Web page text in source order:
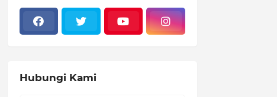
Hubungi Kami